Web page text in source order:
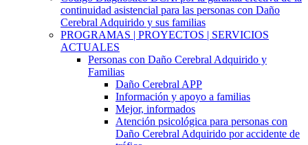
continuidad asistencial para las personas con Daño
Cerebral Adquirido y sus familias
PROGRAMAS | PROYECTOS | SERVICIOS
ACTUALES
Personas con Daño Cerebral Adquirido y
Familias
Daño Cerebral APP
Información y apoyo a familias
Mejor, informados
Atención psicológica para personas con
Daño Cerebral Adquirido por accidente de